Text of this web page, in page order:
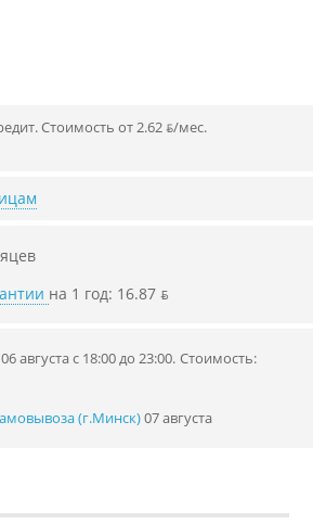
Стоимость от 2.62 ƃ/мec.
на 1 год: 16.87 ƃ
06 августа с 18:00 до 23:00. Стоимость:
(г.Минск)07 августа